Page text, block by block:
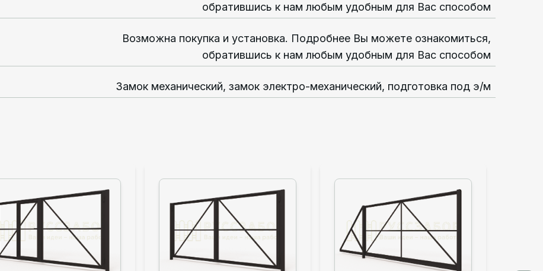
обратившись к нам любым удобным для Вас способом
Возможна покупка и установка. Подробнее Вы можете ознакомиться,
обратившись к нам любым удобным для Вас способом
Замок механический, замок электро-механический, подготовка под э/м